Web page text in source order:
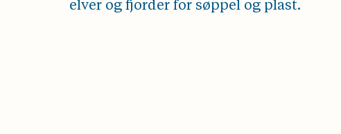
elver og fjorder for søppel og plast.